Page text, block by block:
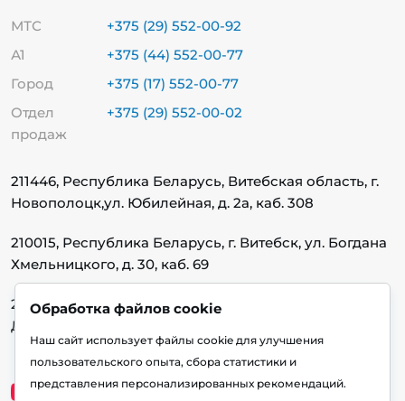
МТС
+375 (29) 552-00-92
А1
+375 (44) 552-00-77
Город
+375 (17) 552-00-77
Отдел
продаж
+375 (29) 552-00-02
211446, Республика Беларусь, Витебская область, г.
Новополоцк,ул. Юбилейная, д. 2а, каб. 308
210015, Республика Беларусь, г. Витебск, ул. Богдана
Хмельницкого, д. 30, каб. 69
220140, Республика Беларусь, г. Минск, ул.
Домбровская, д. 9, каб. 13.1.1
Обработка файлов cookie
Наш сайт использует файлы cookie для улучшения
пользовательского опыта, сбора статистики и
представления персонализированных рекомендаций.